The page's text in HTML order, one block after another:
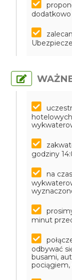
godziny
na
minut
odbywać
busami,